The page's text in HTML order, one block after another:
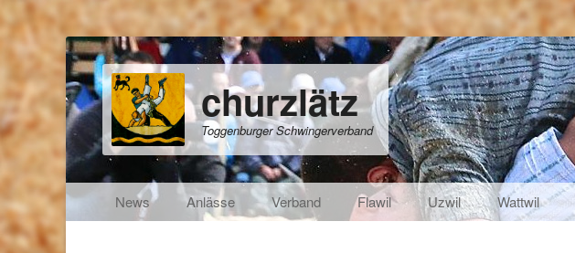
churzlätz
Toggenburger Schwingerverband
Primäres Menü
Inhalt
News Anlässe Verband Flawil Uzwil Wattwil